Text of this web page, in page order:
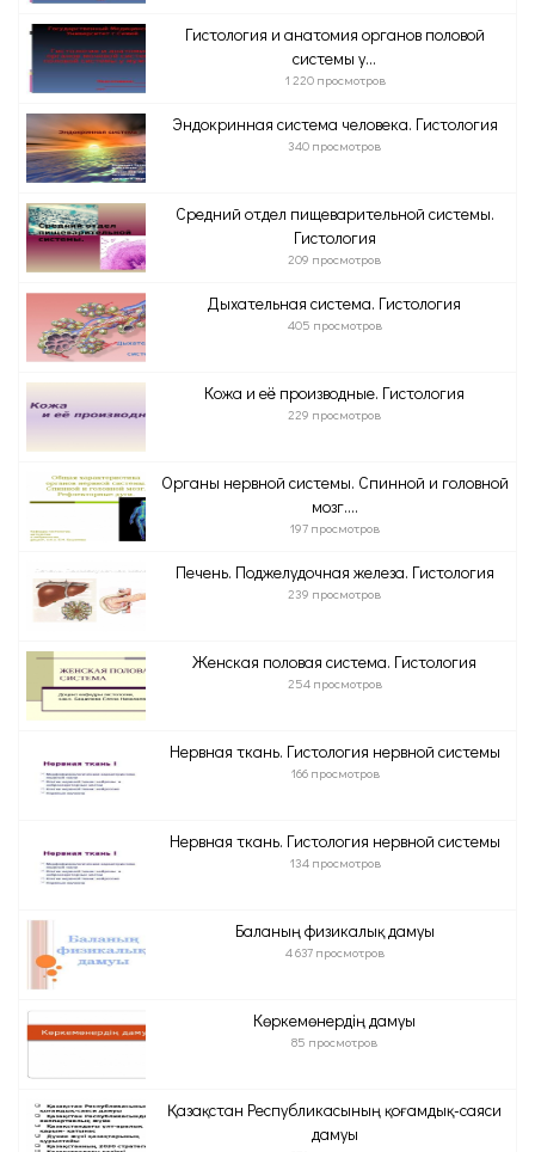
Гистология и анатомия органов половой
системы у...
1 220 просмотров
Эндокринная система человека. Гистология
340 просмотров
Средний отдел пищеварительной системы.
Гистология
209 просмотров
Дыхательная система. Гистология
405 просмотров
Кожа и её производные. Гистология
229 просмотров
Органы нервной системы. Спинной и головной
мозг....
197 просмотров
Печень. Поджелудочная железа. Гистология
239 просмотров
Женская половая система. Гистология
254 просмотров
Нервная ткань. Гистология нервной системы
166 просмотров
Нервная ткань. Гистология нервной системы
134 просмотров
Баланың физикалық дамуы
4 637 просмотров
Көркемөнердің дамуы
85 просмотров
Қазақстан Республикасының қоғамдық-саяси
дамуы